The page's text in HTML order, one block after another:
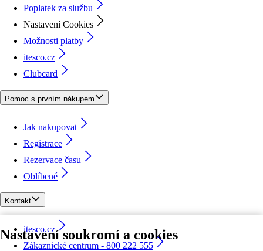
Nastavení soukromí a cookies
Poplatek za službu
Nastavení Cookies
Možnosti platby
itesco.cz
Clubcard
Pomoc s prvním nákupem
Jak nakupovat
Registrace
Rezervace času
Oblíbené
Kontakt
itesco.cz
Zákaznické centrum - 800 222 555